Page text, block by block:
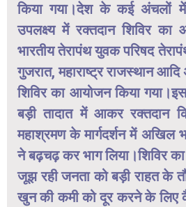
किया गया।देश के कई अंचलों
उपलक्ष्य में रक्तदान शिविर
भारतीय तेरापंथ युवक परिषद
गुजरात, महाराष्ट्र राजस्थान
शिविर का आयोजन किया
बड़ी तादात में आकर रक्तदान
महाश्रमण के मार्गदर्शन में अखिल
ने बढ़चढ़ कर भाग लिया।शिविर
जूझ रही जनता को बड़ी राहत के
खुन की कमी को दूर करने के लिए